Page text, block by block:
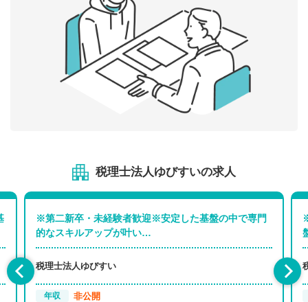
税理士法人ゆびすいの求人
※第二新卒・未経験者歓迎※安定した基盤の中で専門
的なスキルアップが叶い…
税理士法人ゆびすい
年収 非公開